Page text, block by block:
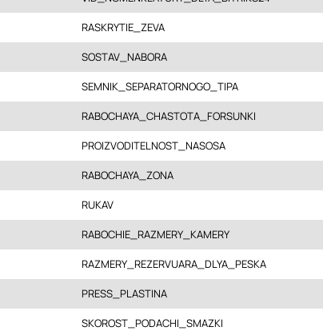
RASKRYTIE_ZEVA
SOSTAV_NABORA
SEMNIK_SEPARATORNOGO_TIPA
RABOCHAYA_CHASTOTA_FORSUNKI
PROIZVODITELNOST_NASOSA
RABOCHAYA_ZONA
RUKAV
RABOCHIE_RAZMERY_KAMERY
RAZMERY_REZERVUARA_DLYA_PESKA
PRESS_PLASTINA
SKOROST_PODACHI_SMAZKI